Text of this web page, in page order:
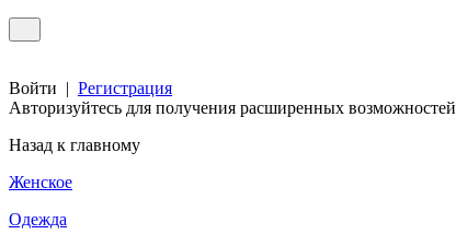
Войти | Регистрация
Авторизуйтесь для получения расширенных возможностей
Назад к главному
Женское
Одежда